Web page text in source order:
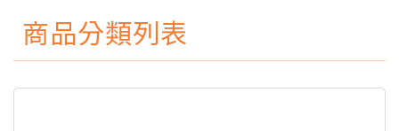
商品分類列表